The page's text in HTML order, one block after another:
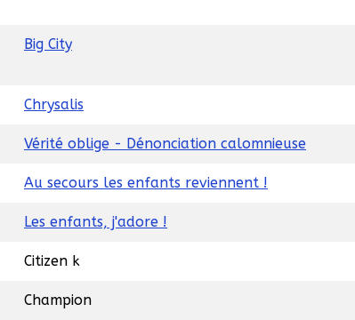
Big City
Chrysalis
Vérité oblige - Dénonciation calomnieuse
Au secours les enfants reviennent !
Les enfants, j'adore !
Citizen k
Champion